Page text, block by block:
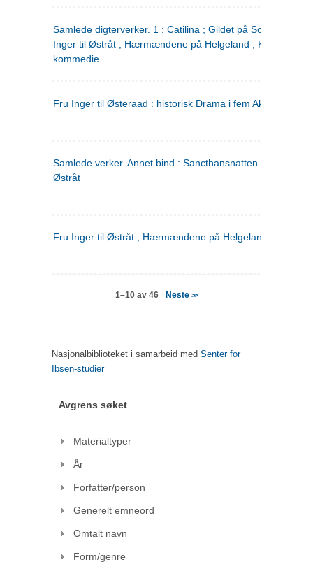
Samlede digterverker. 1 : Catilina ; Gildet på Solhaug ; Fru
Inger til Østråt ; Hærmændene på Helgeland ;
kommedie
Fru Inger til Østeraad : historisk Drama i fem Akter
Samlede verker. Annet bind : Sancthansnatten ; Fru Inger
Østråt
Fru Inger til Østråt ; Hærmændene på Helgeland
1–10 av 46 Neste>>
Nasjonalbiblioteket i samarbeid med Senter for
Ibsen-studier
Avgrens søket
Materialtyper
År
Forfatter/person
Generelt emneord
Omtalt navn
Form/genre